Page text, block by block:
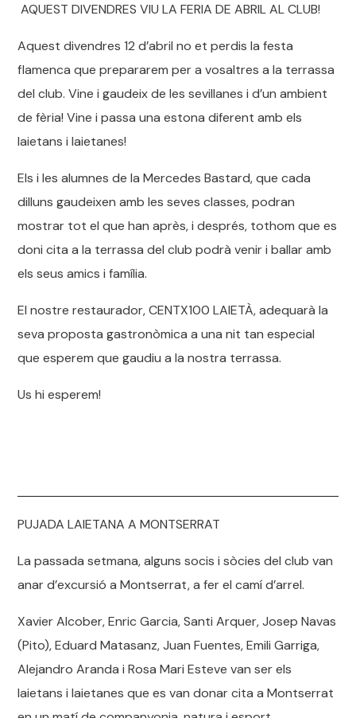
AQUEST DIVENDRES VIU LA FERIA DE ABRIL AL CLUB!
Aquest divendres 12 d’abril no et perdis la festa
flamenca que prepararem per a vosaltres a la terrassa
del club. Vine i gaudeix de les sevillanes i d’un ambient
de fèria! Vine i passa una estona diferent amb els
laietans i laietanes!
Els i les alumnes de la Mercedes Bastard, que cada
dilluns gaudeixen amb les seves classes, podran
mostrar tot el que han après, i després, tothom que es
doni cita a la terrassa del club podrà venir i ballar amb
els seus amics i família.
El nostre restaurador, CENTX100 LAIETÀ, adequarà la
seva proposta gastronòmica a una nit tan especial
que esperem que gaudiu a la nostra terrassa.
Us hi esperem!
PUJADA LAIETANA A MONTSERRAT
La passada setmana, alguns socis i sòcies del club van
anar d’excursió a Montserrat, a fer el camí d’arrel.
Xavier Alcober, Enric Garcia, Santi Arquer, Josep Navas
(Pito), Eduard Matasanz, Juan Fuentes, Emili Garriga,
Alejandro Aranda i Rosa Mari Esteve van ser els
laietans i laietanes que es van donar cita a Montserrat